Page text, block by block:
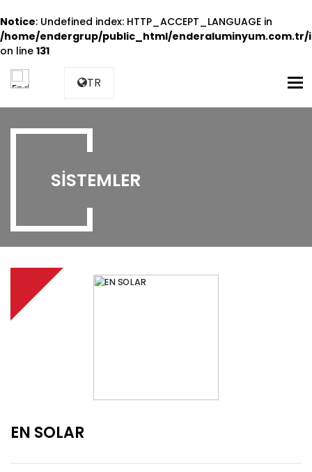
Notice: Undefined index: HTTP_ACCEPT_LANGUAGE in
/home/endergrup/public_html/enderaluminyum.com.tr/
on line 131
TR
SISTEMLER
EN SOLAR